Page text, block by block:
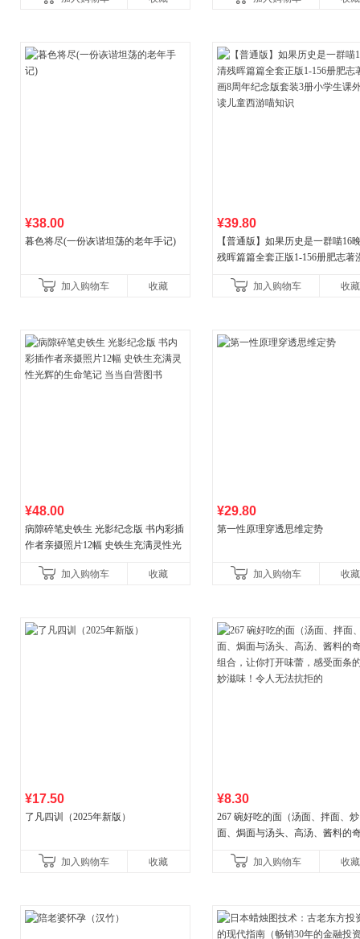
¥38.00
暮色将尽(一份诙谐坦荡的老年手记)
加入购物车 收藏
¥39.80
【普通版】如果历史是一群喵16
残晖篇篇全套正版1-156册肥志著
儿童西游喵知识
加入购物车 收藏
¥48.00
病隙碎笔史铁生 光影纪念版 书内彩插
作者亲摄照片12幅 史铁生充满灵性光
加入购物车
收藏
¥29.80
第一性原理穿透思维定势
加入购物车 收藏
¥17.50
了凡四训（2025年新版）
加入购物车 收藏
¥8.30
267 碗好吃的面（汤面、拌面、炒
面、焗面与汤头、高汤、酱料的
妙滋味！令人无法抗拒的
加入购物车 收藏